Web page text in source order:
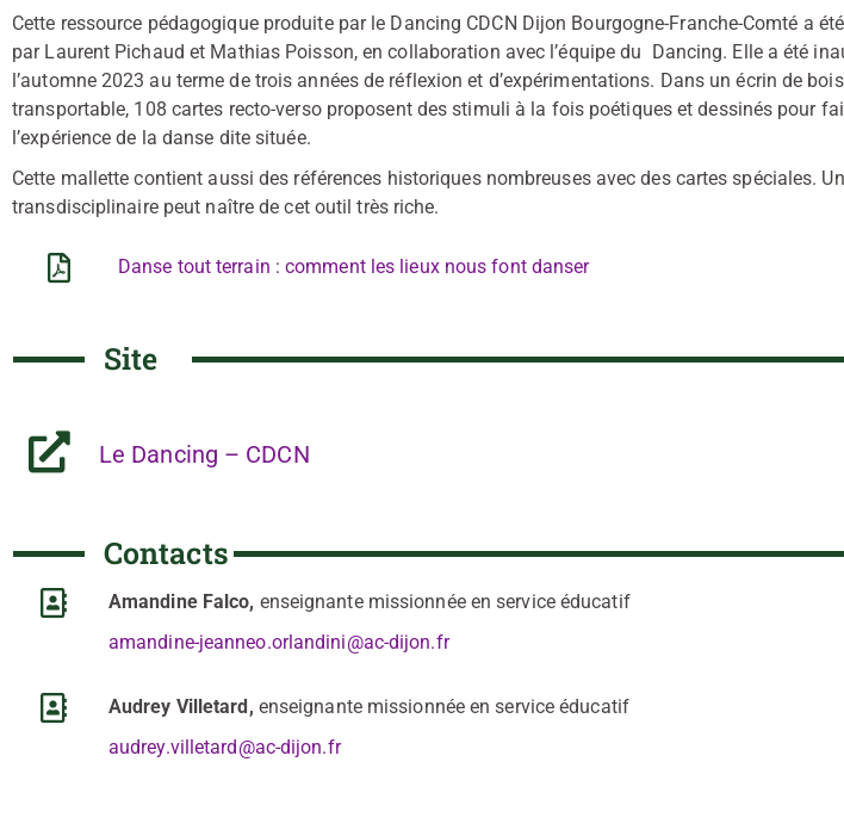
Cette ressource pédagogique produite par le Dancing CDCN Dijon Bourgogne-Franche-Comté a
par Laurent Pichaud et Mathias Poisson, en collaboration avec l’équipe du Dancing. Elle a été
l’automne 2023 au terme de trois années de réflexion et d’expérimentations. Dans un écrin de bois
transportable, 108 cartes recto-verso proposent des stimuli à la fois poétiques et dessinés pour
l’expérience de la danse dite située.
Cette mallette contient aussi des références historiques nombreuses avec des cartes spéciales.
transdisciplinaire peut naître de cet outil très riche.
Danse tout terrain : comment les lieux nous font danser
Site
Le Dancing – CDCN
Contacts
Amandine Falco, enseignante missionnée en service éducatif
amandine-jeanneo.orlandini@ac-dijon.fr
Audrey Villetard, enseignante missionnée en service éducatif
audrey.villetard@ac-dijon.fr